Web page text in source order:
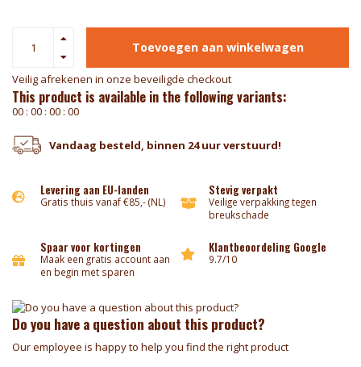
Toevoegen aan winkelwagen
Veilig afrekenen in onze beveiligde checkout
This product is available in the following variants:
00 : 00 : 00 : 00
Vandaag besteld, binnen 24 uur verstuurd!
Levering aan EU-landen
Gratis thuis vanaf €85,- (NL)
Stevig verpakt
Veilige verpakking tegen
breukschade
Spaar voor kortingen
Maak een gratis account aan
en begin met sparen
Klantbeoordeling Google
9.7/10
Do you have a question about this product?
Our employee is happy to help you find the right product